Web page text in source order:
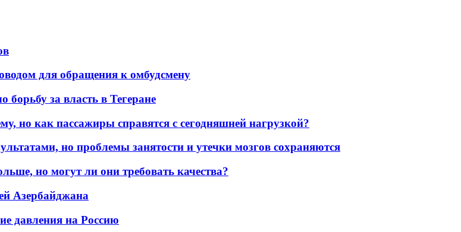
для обращения к омбудсмену
за власть в Тегеране
но как пассажиры справятся с сегодняшней нагрузкой?
но проблемы занятости и утечки мозгов сохраняются
но могут ли они требовать качества?
Азербайджана
давления на Россию